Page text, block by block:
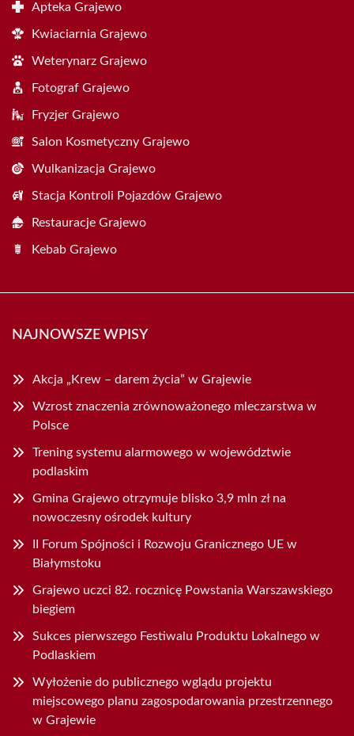
Apteka Grajewo
Kwiaciarnia Grajewo
Weterynarz Grajewo
Fotograf Grajewo
Fryzjer Grajewo
Salon Kosmetyczny Grajewo
Wulkanizacja Grajewo
Stacja Kontroli Pojazdów Grajewo
Restauracje Grajewo
Kebab Grajewo
NAJNOWSZE WPISY
Akcja „Krew – darem życia” w Grajewie
Wzrost znaczenia zrównoważonego mleczarstwa w
Polsce
Trening systemu alarmowego w województwie
podlaskim
Gmina Grajewo otrzymuje blisko 3,9 mln zł na
nowoczesny ośrodek kultury
II Forum Spójności i Rozwoju Granicznego UE w
Białymstoku
Grajewo uczci 82. rocznicę Powstania Warszawskiego
biegiem
Sukces pierwszego Festiwalu Produktu Lokalnego w
Podlaskiem
Wyłożenie do publicznego wglądu projektu
miejscowego planu zagospodarowania przestrzennego
w Grajewie